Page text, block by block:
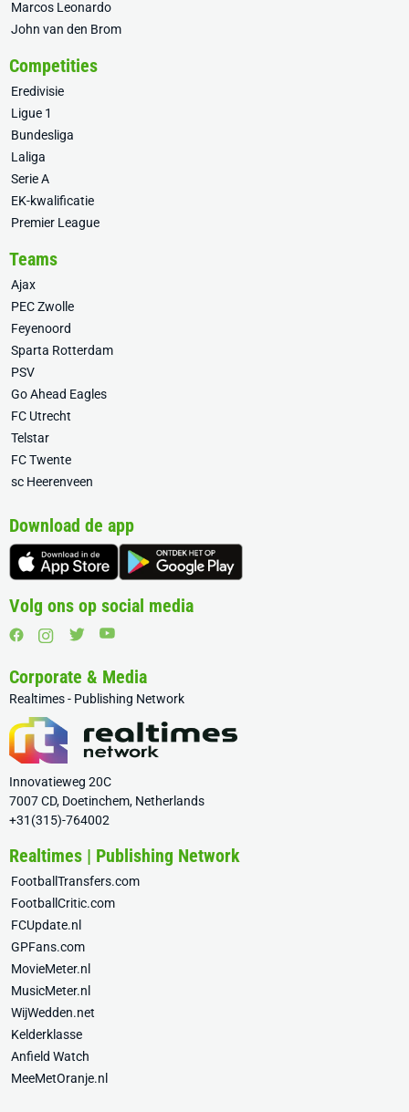
Marcos Leonardo
John van den Brom
Competities
Eredivisie
Ligue 1
Bundesliga
Laliga
Serie A
EK-kwalificatie
Premier League
Teams
Ajax
PEC Zwolle
Feyenoord
Sparta Rotterdam
PSV
Go Ahead Eagles
FC Utrecht
Telstar
FC Twente
sc Heerenveen
Download de app
Volg ons op social media
Corporate & Media
Realtimes - Publishing Network
Innovatieweg 20C
7007 CD, Doetinchem, Netherlands
+31(315)-764002
Realtimes | Publishing Network
FootballTransfers.com
FootballCritic.com
FCUpdate.nl
GPFans.com
MovieMeter.nl
MusicMeter.nl
WijWedden.net
Kelderklasse
Anfield Watch
MeeMetOranje.nl